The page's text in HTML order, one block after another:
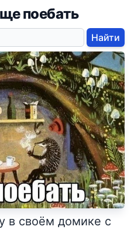
поебать
Найти
в своём домике с